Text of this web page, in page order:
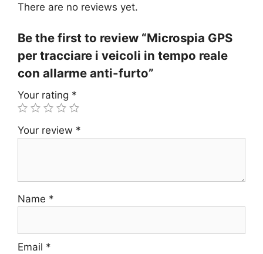
anti-
quantity
There are no reviews yet.
Be the first to review “Microspia GPS
per tracciare i veicoli in tempo reale
con allarme anti-furto”
Your rating *
Your review *
Name *
Email *